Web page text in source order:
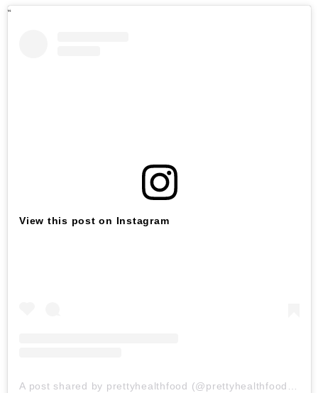
View this post on Instagram
A post shared by prettyhealthfood (@prettyhealthfoodofficial)